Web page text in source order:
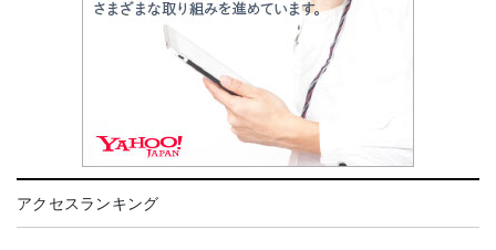
アクセスランキング